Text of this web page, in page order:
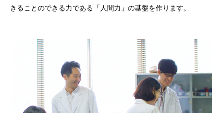
きることのできる力である「人間力」の基盤を作ります。